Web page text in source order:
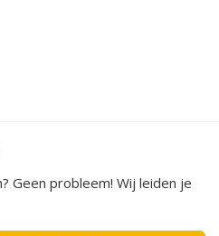
Geen probleem! Wij leiden je